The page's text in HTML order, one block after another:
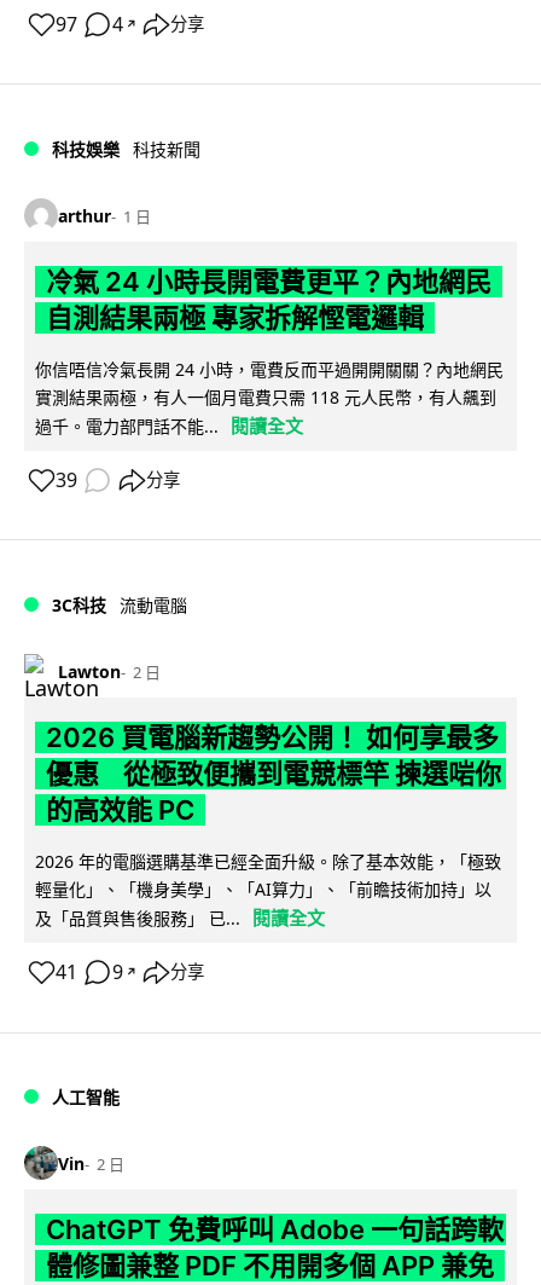
97 4 ↗ 分享
科技娛樂 科技新聞
arthur 1 日
冷氣 24 小時長開電費更平？內地網民
自測結果兩極 專家拆解慳電邏輯
你信唔信冷氣長開 24 小時，電費反而平過開開關關？內地網民
實測結果兩極，有人一個月電費只需 118 元人民幣，有人飆到
過千。電力部門話不能...
閱讀全文
39 分享
3C科技 流動電腦
Lawton 2 日
2026 買電腦新趨勢公開！ 如何享最多
優惠 從極致便攜到電競標竿 揀選啱你
的高效能 PC
2026 年的電腦選購基準已經全面升級。除了基本效能，「極致
輕量化」、「機身美學」、「AI算力」、「前瞻技術加持」以
及「品質與售後服務」 已...
閱讀全文
41 9 ↗ 分享
人工智能
Vin 2 日
ChatGPT 免費呼叫 Adobe 一句話跨軟
體修圖兼整 PDF 不用開多個 APP 兼免